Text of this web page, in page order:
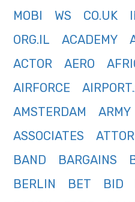
MOBI
WS CO.UK
ORG.IL
ACADEMY
ACTOR
AERO
AIRFORCE
AMSTERDAM
ARMY
ASSOCIATES
BAND
BARGAINS
BERLIN
BET BID